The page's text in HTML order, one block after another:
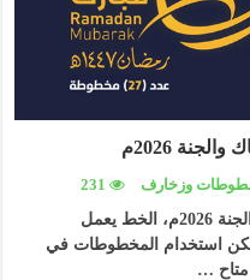
2026م
وزخارف
231
خط مخطوطات رمضان يارب رضاك والجنة 2026م، الخط يعمل
الإنجليزية من (1) إلى (27)، يمكن استخدام المخطوطات في
متاح …